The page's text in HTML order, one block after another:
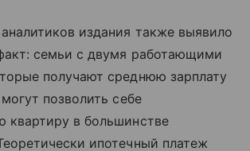
издания также выявило
семьи с двумя работающими
получают среднюю зарплату
позволить себе
квартиру в большинстве
ипотечный платеж